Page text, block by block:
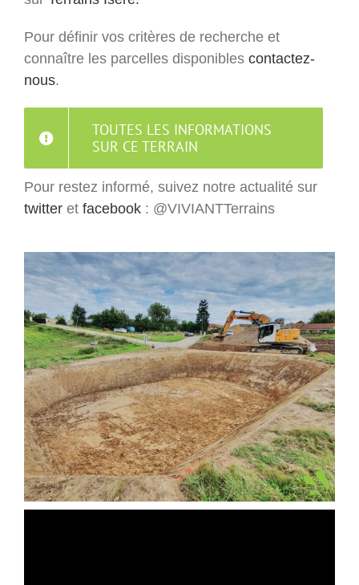
Pour définir vos critères de recherche et
connaître les parcelles disponibles contactez-
nous.
TOUTES LES INFORMATIONS
SUR CE TERRAIN
Pour restez informé, suivez notre actualité sur
twitter et facebook : @VIVIANTTerrains